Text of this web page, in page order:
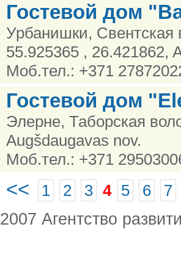
Гостевой дом
Урбанишки, Свентская
55.925365 , 26.421862,
Моб.тел.: +371
Гостевой дом
Элерне, Таборская
Augšdaugavas nov.
Моб.тел.: +371
<< 1 2 3 4 5 6 7
2007 Агентство